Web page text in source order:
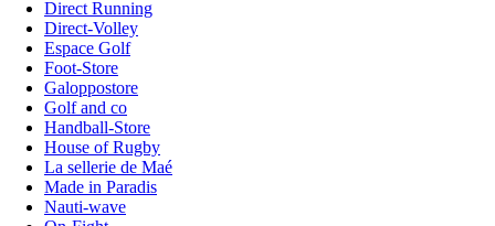
Direct Running
Direct-Volley
Espace Golf
Foot-Store
Galoppostore
Golf and co
Handball-Store
House of Rugby
La sellerie de Maé
Made in Paradis
Nauti-wave